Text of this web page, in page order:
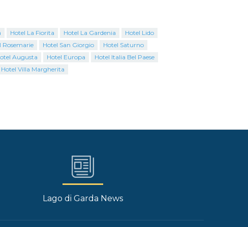
Hotel La Fiorita Hotel La Gardenia
Hotel Lido
Rosemarie Hotel San Giorgio
Hotel Saturno
Augusta Hotel Europa
Hotel Italia Bel Paese
Hotel Villa Margherita
Lago di Garda News